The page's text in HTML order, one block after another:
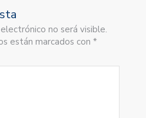
no será visible.
están marcados con *